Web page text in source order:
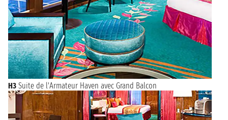
H3 Suite de l'Armateur Haven avec Grand Balcon